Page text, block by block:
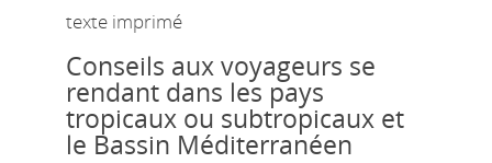
texte imprimé
Conseils aux voyageurs se
rendant dans les pays
tropicaux ou subtropicaux et
le Bassin Méditerranéen